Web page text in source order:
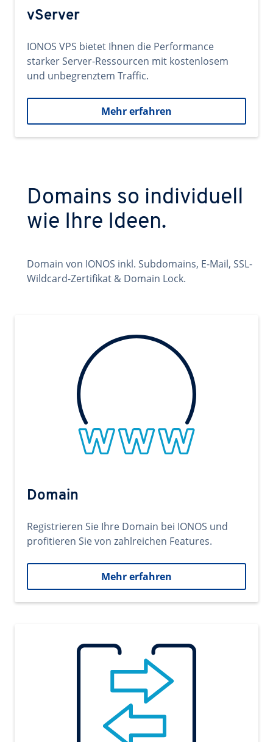
vServer
IONOS VPS bietet Ihnen die Performance
starker Server-Ressourcen mit kostenlosem
und unbegrenztem Traffic.
Mehr erfahren
Domains so individuell
wie Ihre Ideen.
Domain von IONOS inkl. Subdomains, E-Mail, SSL-
Wildcard-Zertifikat & Domain Lock.
Domain
Registrieren Sie Ihre Domain bei IONOS und
profitieren Sie von zahlreichen Features.
Mehr erfahren